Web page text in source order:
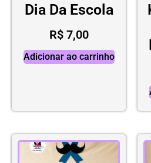
Dia Da Escola
R$7,00
Adicionar ao carrinho